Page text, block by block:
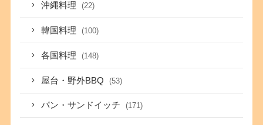
沖縄料理 (22)
韓国料理 (100)
各国料理 (148)
屋台・野外BBQ (53)
パン・サンドイッチ (171)